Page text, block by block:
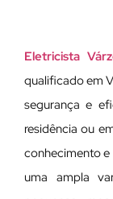
Eletricista
qualificado em
segurança e
residência ou
conhecimento e
uma ampla